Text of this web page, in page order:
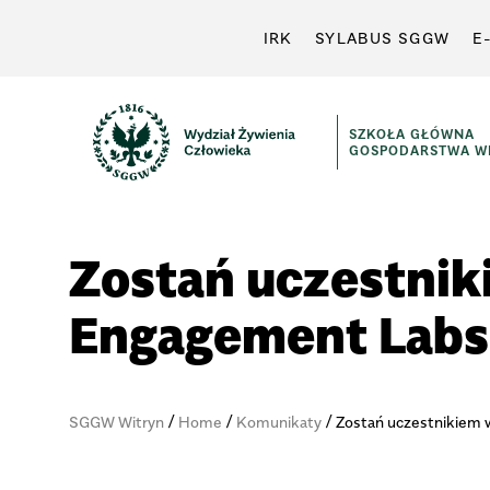
IRK SYLABUS SGGW
SZKOŁA GŁÓWNA
GOSPODARSTWA
Zostań
Engagement Labs
SGGW Witryn/ Home / Komunikaty/Zostań uczestnikiem